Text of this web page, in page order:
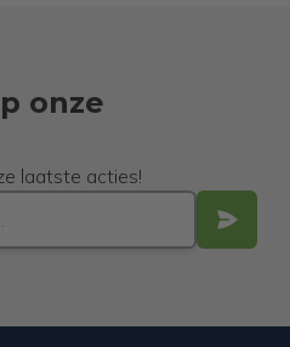
onze
laatste acties!